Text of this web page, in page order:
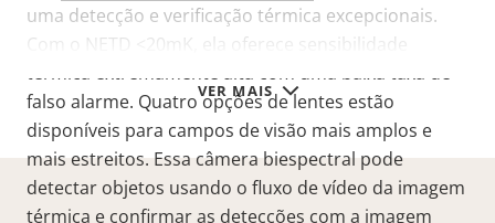
VER MAIS
uma detecção e verificação térmica excepcionais.
Com o NETD
<20mK , ela oferece sensibilidade
térmica extremamente alta com uma baixa taxa de
falso alarme. Quatro opções de lentes estão
disponíveis para campos de visão mais amplos e
mais estreitos. Essa câmera biespectral pode
detectar objetos usando o fluxo de vídeo da imagem
térmica e confirmar as detecções com a imagem